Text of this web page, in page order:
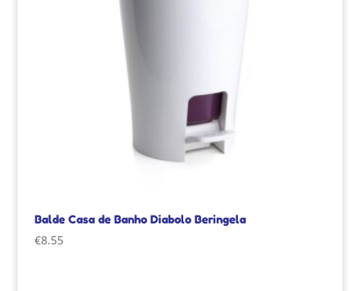
Balde Casa de Banho Diabolo Beringela
€8.55